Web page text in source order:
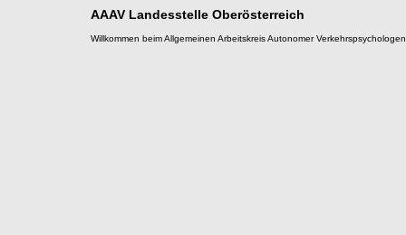
AAAV Landesstelle Oberösterreich
Willkommen beim Allgemeinen Arbeitskreis Autonomer